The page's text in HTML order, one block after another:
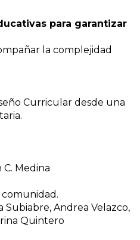
para garantizar
la complejidad
Curricular desde una
C. Medina
Subiabre, Andrea Velazco,
Quintero